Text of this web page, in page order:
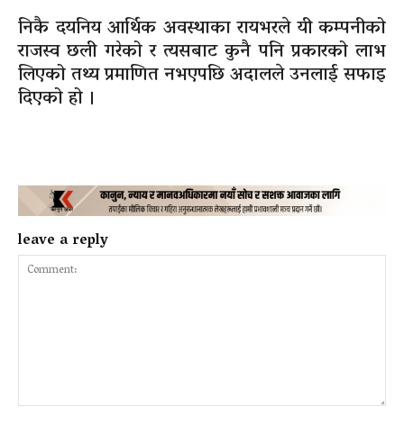
निकै दयनिय आर्थिक अवस्थाका रायभरले यी कम्पनीको
राजस्व छली गरेको र त्यसबाट कुनै पनि प्रकारको लाभ
लिएको तथ्य प्रमाणित नभएपछि अदालले उनलाई सफाइ
दिएको हो ।
leave a reply